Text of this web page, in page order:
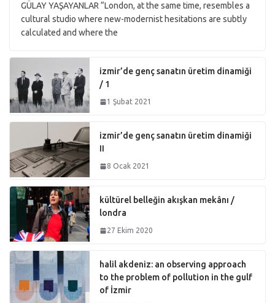
GÜLAY YAŞAYANLAR “London, at the same time, resembles a
cultural studio where new-modernist hesitations are subtly
calculated and where the
izmir’de genç sanatın üretim dinamiği
/ 1
1 Şubat 2021
izmir’de genç sanatın üretim dinamiği
II
8 Ocak 2021
kültürel belleğin akışkan mekânı /
londra
27 Ekim 2020
halil akdeniz: an observing approach
to the problem of pollution in the gulf
of İzmir